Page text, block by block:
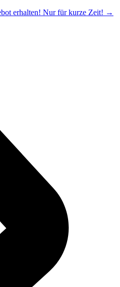
erhalten! Nur für kurze Zeit! →